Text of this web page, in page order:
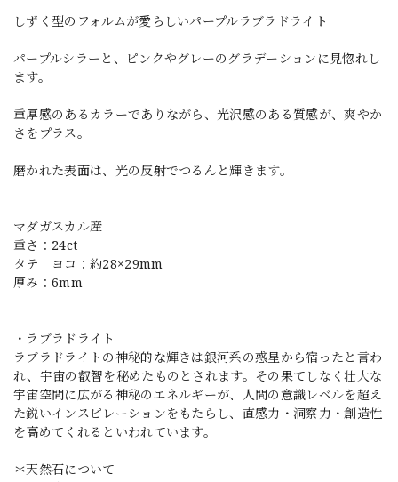
しずく型のフォルムが愛らしいパープルラブラドライト
パープルシラーと、ピンクやグレーのグラデーションに見惚れし
ます。
重厚感のあるカラーでありながら、光沢感のある質感が、爽やか
さをプラス。
磨かれた表面は、光の反射でつるんと輝きます。
マダガスカル産
重さ：24ct
タテ ヨコ：約28×29mm
厚み：6mm
・ラブラドライト
ラブラドライトの神秘的な輝きは銀河系の惑星から宿ったと言わ
れ、宇宙の叡智を秘めたものとされます。その果てしなく壮大な
宇宙空間に広がる神秘のエネルギーが、人間の意識レベルを超え
た鋭いインスピレーションをもたらし、直感力・洞察力・創造性
を高めてくれるといわれています。
＊天然石について